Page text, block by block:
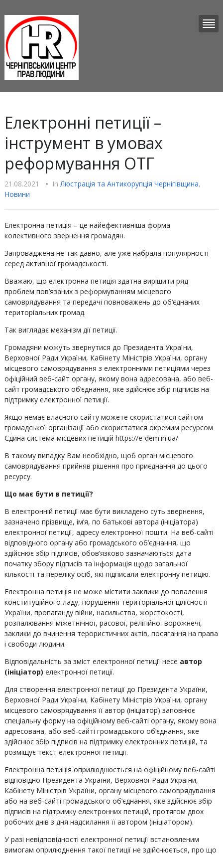
Електронні петиції –
інструмент в умовах
реформування ОТГ
21.08.2021 • InЛюстрацiя та Антикорупцiя Чернігівщина,
Новини
Електронна петиція – це найефективніша форма
колективного звернення громадян.
Запроваджена не так давно, але уже набрала популярності
серед активної громадськості.
Вважаю, що електронна петиція здатна вирішити ряд
проблем пов’язаних з реформуванням місцевого
самоврядування та передачі повноважень до об‘єднаних
територіальних громад.
Так виглядає механізм дії петиції.
Громадяни можуть звернутися до Президента України,
Верховної Ради України, Кабінету Міністрів України, органу
місцевого самоврядування з електронними петиціями через
офіційний веб-сайт органу, якому вона адресована, або веб-
сайт громадського об’єднання, яке здійснює збір підписів на
підтримку електронної петиції.
Якщо немає власного сайту можете скористатися сайтом
громадської організації або скористатися окремим ресурсом
Єдина система місцевих петицій https://e-dem.in.ua/
В такому випадку Вам необхідно, щоб орган місцевого
самоврядування прийняв рішення про приєднання до цього
ресурсу.
Що має бути в петиції?
В електронній петиції має бути викладено суть звернення,
зазначено прізвище, ім’я, по батькові автора (ініціатора)
електронної петиції, адресу електронної пошти. На веб-сайті
відповідного органу або громадського об’єднання, що
здійснює збір підписів, обов’язково зазначаються дата
початку збору підписів та інформація щодо загальної
кількості та переліку осіб, які підписали електронну петицію.
Електронна петиція не може містити заклики до повалення
конституційного ладу, порушення територіальної цілісності
України, пропаганду війни, насильства, жорстокості,
розпалювання міжетнічної, расової, релігійної ворожнечі,
заклики до вчинення терористичних актів, посягання на права
і свободи людини.
Відповідальність за зміст електронної петиції несе автор
(ініціатор) електронної петиції.
Для створення електронної петиції до Президента України,
Верховної Ради України, Кабінету Міністрів України, органу
місцевого самоврядування її автор (ініціатор) заповнює
спеціальну форму на офіційному веб-сайті органу, якому вона
адресована, або веб-сайті громадського об’єднання, яке
здійснює збір підписів на підтримку електронних петицій, та
розміщує текст електронної петиції.
Електронна петиція оприлюднюється на офіційному веб-сайті
відповідно Президента України, Верховної Ради України,
Кабінету Міністрів України, органу місцевого самоврядування
або на веб-сайті громадського об’єднання, яке здійснює збір
підписів на підтримку електронних петицій, протягом двох
робочих днів з дня надсилання її автором (ініціатором).
У разі невідповідності електронної петиції встановленим
вимогам оприлюднення такої петиції не здійснюється, про що